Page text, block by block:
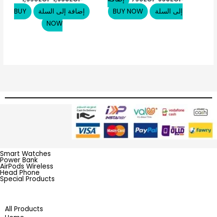
إلى السلة
BUY NOW إضافة إلى السلة
BUY
NOW
Smart Watches
Power Bank
AirPods Wireless
Head Phone
Special Products
All Products